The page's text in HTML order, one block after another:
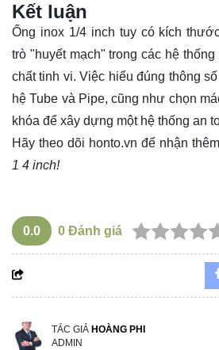
Kết luận
Ống inox 1/4 inch tuy có kích
trò "huyết mạch" trong các hệ
chất tinh vi. Việc hiểu đúng thông
hệ Tube và Pipe, cũng như chọn
khóa để xây dựng một hệ thống an
Hãy theo dõi honto.vn để nhận
1 4 inch!
0.0 0 Đánh giá
TÁC GIẢ HOÀNG PHI
ADMIN